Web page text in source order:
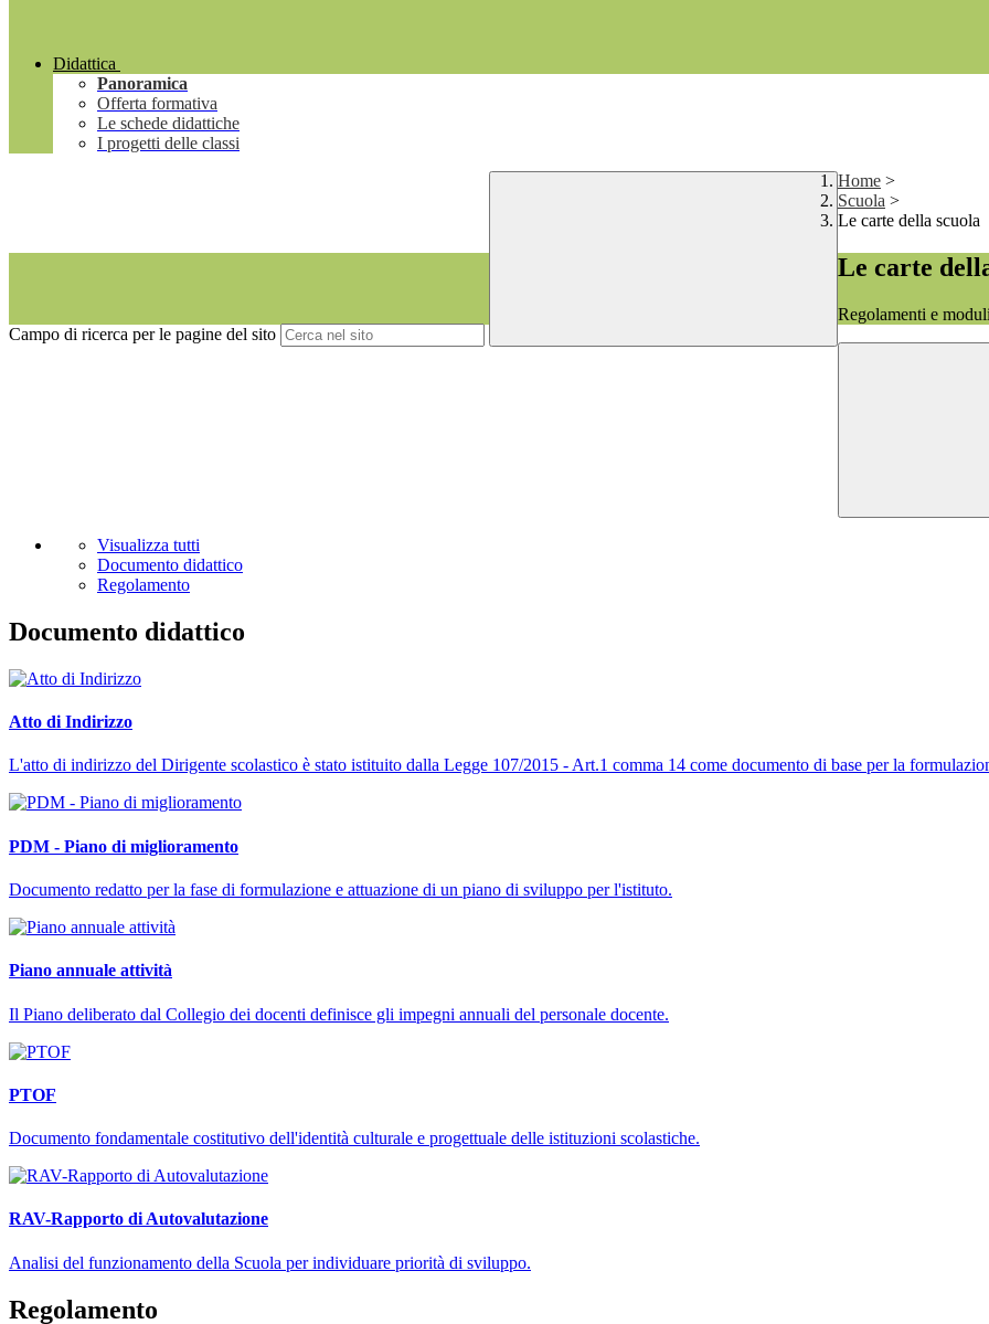
Didattica
Panoramica
Offerta formativa
Le schede didattiche
I progetti delle classi
Campo di ricerca per le pagine del sito
Home >
Scuola >
Le carte della scuola
Le carte
Regolamenti e
Visualizza tutti
Documento didattico
Regolamento
Documento didattico
Atto di Indirizzo
L'atto di indirizzo del Dirigente scolastico è stato istituito dalla Legge 107/2015 - Art.1 comma 14 come documento di base per la
PDM - Piano di miglioramento
Documento redatto per la fase di formulazione e attuazione di un piano di sviluppo per l'istituto.
Piano annuale attività
Il Piano deliberato dal Collegio dei docenti definisce gli impegni annuali del personale docente.
PTOF
Documento fondamentale costitutivo dell'identità culturale e progettuale delle istituzioni scolastiche.
RAV-Rapporto di Autovalutazione
Analisi del funzionamento della Scuola per individuare priorità di sviluppo.
Regolamento